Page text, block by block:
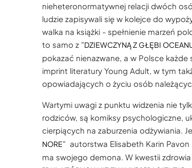
nieheteronormatywnej relacji dwóch
ludzie zapisywali się w kolejce do
walka na książki - spełnienie marzeń
to samo z "DZIEWCZYNĄ Z GŁĘBI
pokazać nienazwane, a w Polsce
imprint literatury Young Adult, w tym
opowiadających o życiu osób
Wartymi uwagi z punktu widzenia nie
rodziców, są komiksy psychologiczne,
cierpiących na zaburzenia odżywiania.
NORE" autorstwa Elisabeth Karin
ma swojego demona. W kwestii